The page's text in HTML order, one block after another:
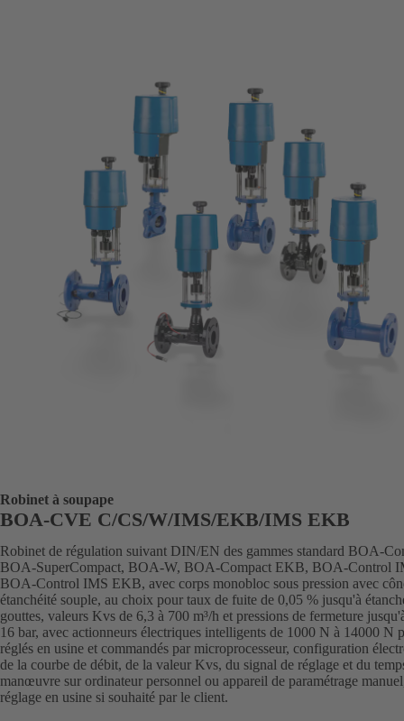
Robinet à soupape
BOA-CVE C/CS/W/IMS/EKB/IMS EKB
Robinet de régulation suivant DIN/EN des gammes standard BOA-
BOA-SuperCompact, BOA-W, BOA-Compact EKB, BOA-Control
BOA-Control IMS EKB, avec corps monobloc sous pression avec
étanchéité souple, au choix pour taux de fuite de 0,05 % jusqu'à
gouttes, valeurs Kvs de 6,3 à 700 m³/h et pressions de fermeture
16 bar, avec actionneurs électriques intelligents de 1000 N à 14000 N
réglés en usine et commandés par microprocesseur, configuration
de la courbe de débit, de la valeur Kvs, du signal de réglage et du
manœuvre sur ordinateur personnel ou appareil de paramétrage
réglage en usine si souhaité par le client.